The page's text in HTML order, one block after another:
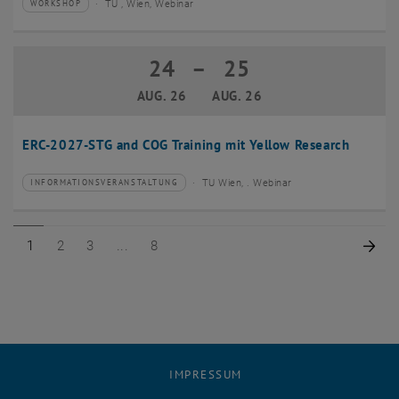
Veranstaltungstyp:
WORKSHOP
Veranstaltungsort:TU , Wien, Webinar
ERC-2027-STG and COG Training mit Yellow Research
24
AUG. 26
24 August 2026 bis 25 August 2026
– 25
AUG. 26
Veranstaltungstyp:
INFORMATIONSVERANSTALTUNG
Veranstaltungsort: TU Wien, . Webinar
Seite 1 von 8
1 Seite 2 von 8
2 Seite 3 von 8
3 Seite 8 von 8
8
IMPRESSUM